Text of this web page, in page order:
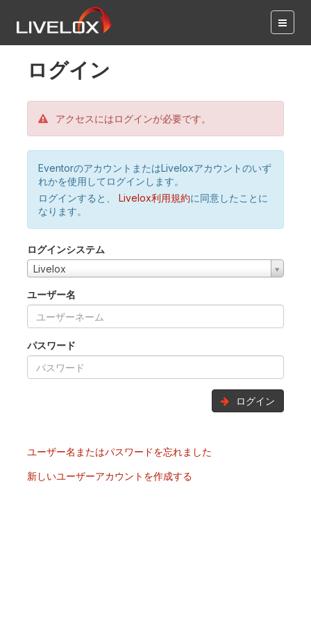
ログイン
アクセスにはログインが必要です。
EventorのアカウントまたはLiveloxアカウントのいず
れかを使用してログインします。
ログインすると、
Livelox利用規約に同意したことに
なります。
ログインシステム
Livelox
ユーザー名
パスワード
ログイン
ユーザー名またはパスワードを忘れました
新しいユーザーアカウントを作成する